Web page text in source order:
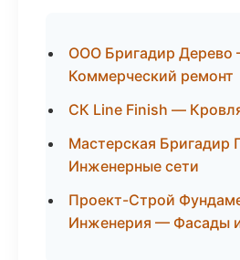
ООО Бригадир
Коммерческий ремонт
СК Line Finish —
Мастерская Бригадир
Инженерные сети
Проект-Строй
Инженерия — Фасады